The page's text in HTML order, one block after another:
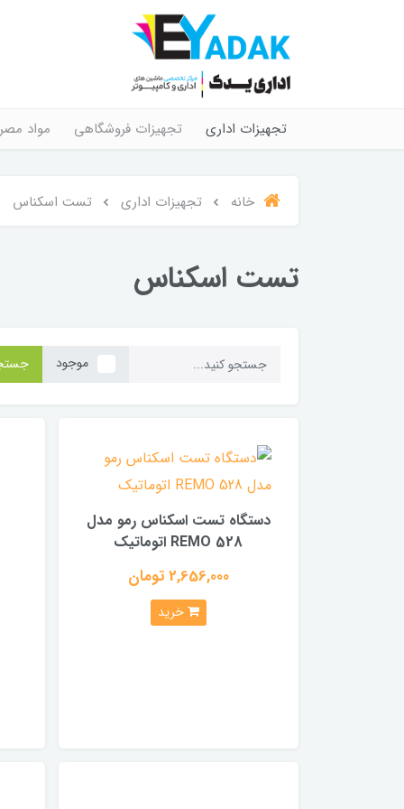
تجهیزات اداری تجهیزات فروشگاهی مواد
خانه تجهیزات اداری تست اسکناس
تست اسکناس
موجود
دستگاه تست اسکناس رمو مدل
REMO 528 اتوماتیک
2,656,000 تومان
خرید